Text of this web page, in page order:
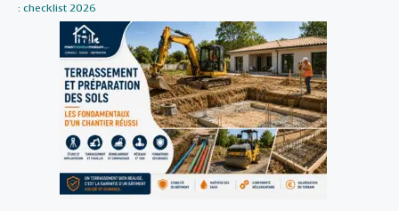
: checklist 2026